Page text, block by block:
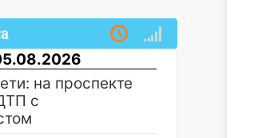
на проспекте
с